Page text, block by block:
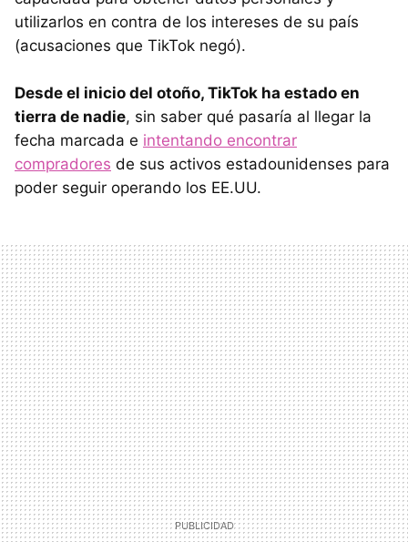
utilizarlos en contra de los intereses de su país
(acusaciones que TikTok negó).
Desde el inicio del otoño, TikTok ha estado en
tierra de nadie, sin saber qué pasaría al llegar la
fecha marcada e intentando encontrar
compradores de sus activos estadounidenses para
poder seguir operando los EE.UU.